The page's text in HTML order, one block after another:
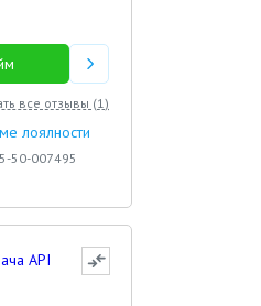
все отзывы (1)
лоялности
50-007495